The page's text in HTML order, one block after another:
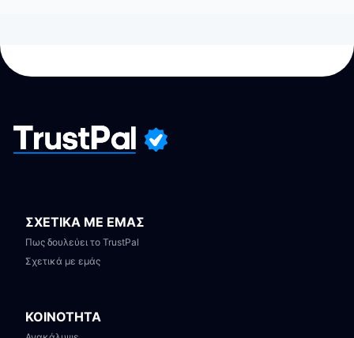
ΣΧΕΤΙΚΑ ΜΕ ΕΜΑΣ
Πως δουλεύει το TrustPal
Σχετικά με εμάς
ΚΟΙΝΟΤΗΤΑ